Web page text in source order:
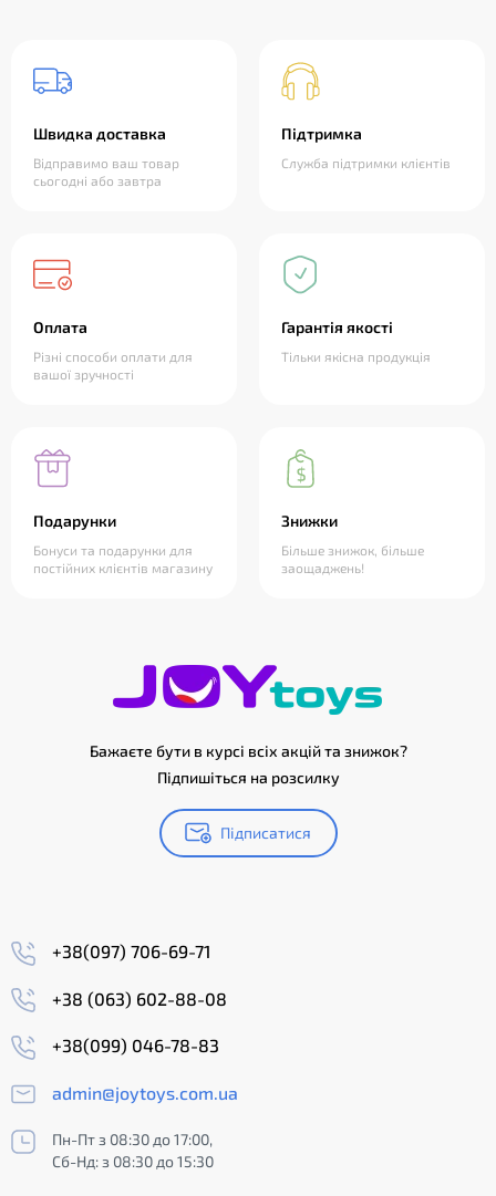
Швидка доставка
Відправимо ваш товар
сьогодні або завтра
Підтримка
Служба підтримки клієнтів
Оплата
Різні способи оплати для
вашої зручності
Гарантія якості
Тільки якісна продукція
Подарунки
Бонуси та подарунки для
постійних клієнтів магазину
Знижки
Більше знижок, більше
заощаджень!
Бажаєте бути в курсі всіх акцій та знижок?
Підпишіться на розсилку
Підписатися
+38(097) 706-69-71
+38 (063) 602-88-08
+38(099) 046-78-83
admin@joytoys.com.ua
Пн-Пт з 08:30 до 17:00,
Сб-Нд: з 08:30 до 15:30